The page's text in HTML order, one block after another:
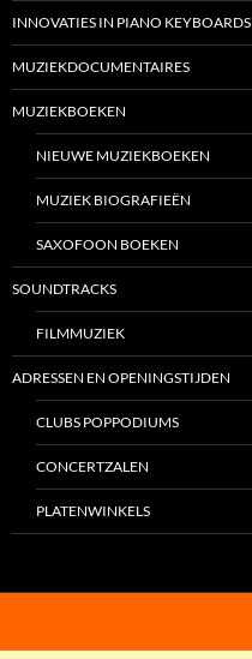
INNOVATIES IN PIANO KEYBOARDS
MUZIEKDOCUMENTAIRES
MUZIEKBOEKEN
NIEUWE MUZIEKBOEKEN
MUZIEK BIOGRAFIEËN
SAXOFOON BOEKEN
SOUNDTRACKS
FILMMUZIEK
ADRESSEN EN OPENINGSTIJDEN
CLUBS POPPODIUMS
CONCERTZALEN
PLATENWINKELS